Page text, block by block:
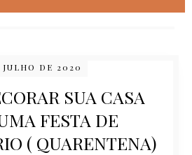
DE 2020
SUA CASA
FESTA DE
( QUARENTENA)